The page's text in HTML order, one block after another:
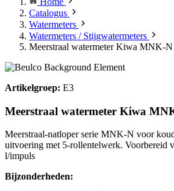
Catalogus
Watermeters
Watermeters / Stijgwatermeters
Meerstraal watermeter Kiwa MNK-N
Artikelgroep: E3
Meerstraal watermeter Kiwa
Meerstraal-natloper serie MNK-N voor
uitvoering met 5-rollentelwerk. Voorbereid
l/impuls
Bijzonderheden: